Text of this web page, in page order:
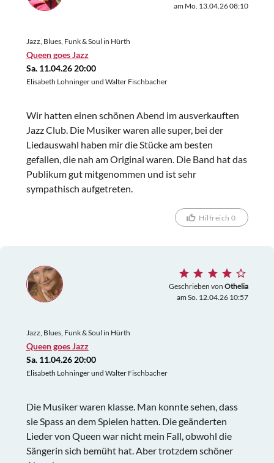
am Mo. 13.04.26 08:10
Jazz, Blues, Funk & Soul in Hürth
Queen goes Jazz
Sa. 11.04.26 20:00
Elisabeth Lohninger und Walter Fischbacher
Wir hatten einen schönen Abend im ausverkauften
Jazz Club. Die Musiker waren alle super, bei der
Liedauswahl haben mir die Stücke am besten
gefallen, die nah am Original waren. Die Band hat das
Publikum gut mitgenommen und ist sehr
sympathisch aufgetreten.
Hilfreich 0
Geschrieben von Othelia
am So. 12.04.26 10:57
Jazz, Blues, Funk & Soul in Hürth
Queen goes Jazz
Sa. 11.04.26 20:00
Elisabeth Lohninger und Walter Fischbacher
Die Musiker waren klasse. Man konnte sehen, dass
sie Spass an dem Spielen hatten. Die geänderten
Lieder von Queen war nicht mein Fall, obwohl die
Sängerin sich bemüht hat. Aber trotzdem schöner